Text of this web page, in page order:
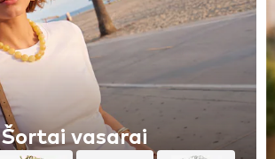
Šortai vasarai